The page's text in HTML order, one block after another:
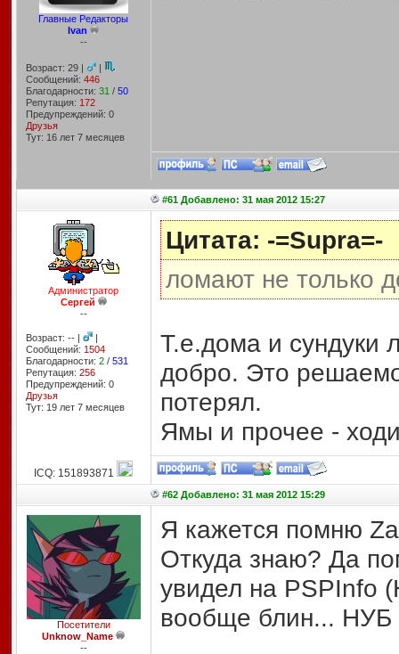
Главные Редакторы
Ivan
--
Возраст: 29 |
|
Сообщений: 446
Благодарности: 31 / 50
Репутация: 172
Предупреждений: 0
Друзья
Тут: 16 лет 7 месяцев
#61 Добавлено: 31 мая 2012 15:27
Администратор
Сергей
--
Возраст: -- |
|
Сообщений: 1504
Благодарности: 2/ 531
Репутация: 256
Предупреждений: 0
Друзья
Тут: 19 лет 7 месяцев
Цитата: -=Supra=-
ломают не только
Т.е.дома и сундуки
добро. Это
потерял.
Ямы и прочее -
ICQ: 151893871
#62 Добавлено: 31 мая 2012 15:29
Посетители
Unknow_Name
--
Я кажется помню
Откуда знаю? Да
увидел на PSPInfo
вообще блин... НУБ